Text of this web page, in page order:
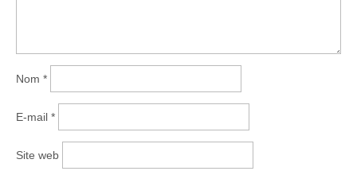
Nom *
E-mail *
Site web